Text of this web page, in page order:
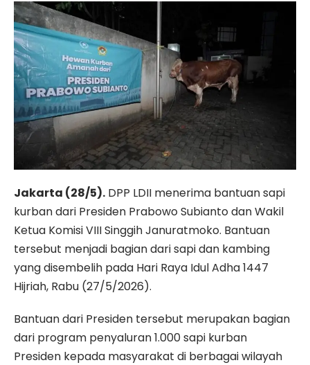
Jakarta (28/5). DPP LDII menerima bantuan sapi
kurban dari Presiden Prabowo Subianto dan Wakil
Ketua Komisi VIII Singgih Januratmoko. Bantuan
tersebut menjadi bagian dari sapi dan kambing
yang disembelih pada Hari Raya Idul Adha 1447
Hijriah, Rabu (27/5/2026).
Bantuan dari Presiden tersebut merupakan bagian
dari program penyaluran 1.000 sapi kurban
Presiden kepada masyarakat di berbagai wilayah